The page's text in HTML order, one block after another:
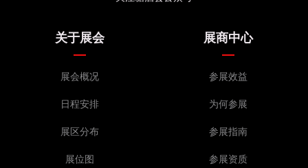
关于展会
展会概况
日程安排
展区分布
展位图
展商中心
参展效益
为何参展
参展指南
参展资质